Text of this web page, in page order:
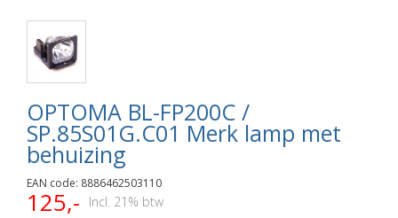
OPTOMA BL-FP200C /
SP.85S01G.C01 Merk lamp met
behuizing
EAN code: 8886462503110
125,-
Incl. 21% btw